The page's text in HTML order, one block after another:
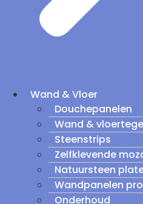
Wand & Vloer
Douchepanelen
Wand &
Steenstrips
Zelfklevende
Natuursteen
Wandpanelen
Onderhoud